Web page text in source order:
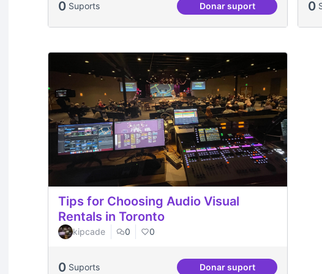
0 Suports Donar suportMés Festa Major! 0
Tips for Choosing Audio Visual
Rentals in Toronto
kipcade 0 0
0 Suports Donar suportTips for Choosing